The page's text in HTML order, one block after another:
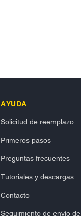
AYUDA
Solicitud de reemplazo
Primeros pasos
Preguntas frecuentes
Tutoriales y descargas
Contacto
Seguimiento de envío de